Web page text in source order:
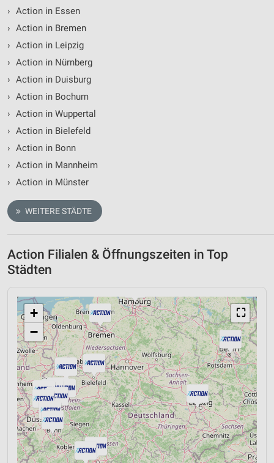
› Action in Essen
› Action in Bremen
› Action in Leipzig
› Action in Nürnberg
› Action in Duisburg
› Action in Bochum
› Action in Wuppertal
› Action in Bielefeld
› Action in Bonn
› Action in Mannheim
› Action in Münster
WEITERE STÄDTE
Action Filialen & Öffnungszeiten in Top
Städten
⛶
+
−